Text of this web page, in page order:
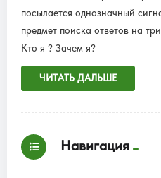
посылается однозначный
предмет поиска ответов на
Кто я ? Зачем я?
ЧИТАТЬ ДАЛЬШЕ
Навигация